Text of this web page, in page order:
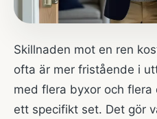
Skillnaden mot en ren
ofta är mer fristående i
med flera byxor och flera
ett specifikt set. Det gör